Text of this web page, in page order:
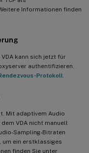
Informationen finden
VDA kann sich jetzt für
authentifizieren.
Protokoll
Mit adaptivem Audio
dem VDA nicht manuell
Sampling-Bitraten
um ein erstklassiges
finden Sie unter